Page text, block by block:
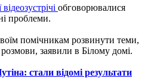
обговорювалися
проблеми.
помічникам розвинути теми,
заявили в Білому домі.
стали відомі результати